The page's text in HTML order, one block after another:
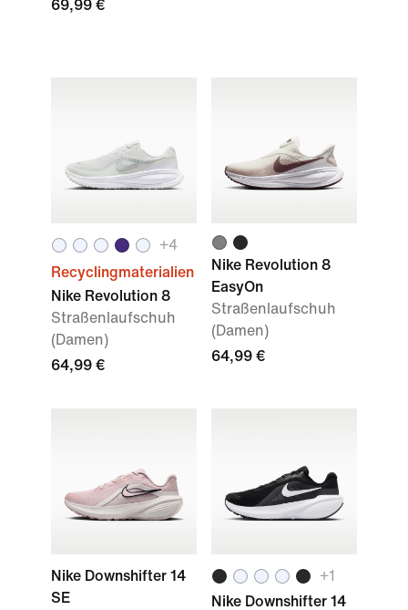
69,99 €
+4
Recyclingmaterialien
Nike Revolution 8
Straßenlaufschuh
(Damen)
64,99 €
Nike Revolution 8
EasyOn
Straßenlaufschuh
(Damen)
64,99 €
Nike Downshifter 14
SE
+1
Nike Downshifter 14